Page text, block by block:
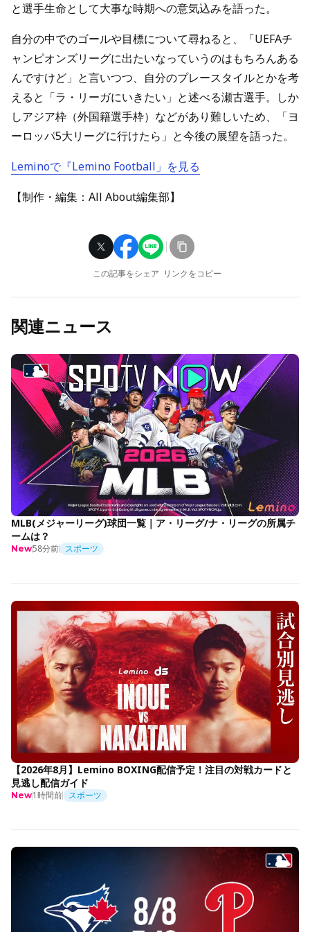
と選手生命として大事な時期への意気込みを語った。
自分の中でのゴールや目標について尋ねると、「UEFAチ
ャンピオンズリーグに出たいなっていうのはもちろんある
んですけど」と言いつつ、自分のプレースタイルとかを考
えると「ラ・リーガにいきたい」と述べる瀬古選手。しか
しアジア枠（外国籍選手枠）などがあり難しいため、「ヨ
ーロッパ5大リーグに行けたら」と今後の展望を語った。
Leminoで『Lemino Football」を見る
【制作・編集：All About編集部】
この記事をシェア リンクをコピー
関連ニュース
MLB(メジャーリーグ)球団一覧｜ア・リーグ/ナ・リーグの所属チ
ームは？
New58分前 スポーツ
【2026年8月】Lemino BOXING配信予定！注目の対戦カードと
見逃し配信ガイド
New1時間前 スポーツ